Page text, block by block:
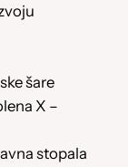
šare
X –
stopala